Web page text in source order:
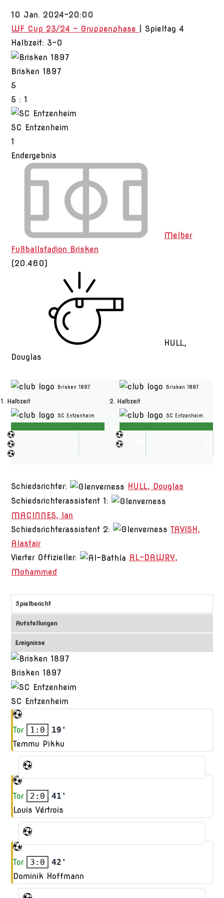
10 Jan. 2024-20:00
WF Cup 23/24 - Gruppenphase
| Spieltag 4
Halbzeit: 3-0
Brisken 1897
5
5 : 1
SC Entzenheim
1
Endergebnis
Melber
Fußballstadion Brisken
(20.460)
HULL,
Douglas
Brisken 1897
1. Halbzeit
SC Entzenheim
Brisken 1897
2. Halbzeit
SC Entzenheim
Schiedsrichter:
HULL, Douglas
Schiedsrichterassistent 1:
MACINNES, Ian
Schiedsrichterassistent 2:
TAVISH,
Alastair
Vierter Offizieller:
AL-DAWRY,
Mohammed
Spielbericht
Aufstellungen
Ereignisse
Brisken 1897
SC Entzenheim
Tor 1:0
19'
Temmu Pikku
Tor 2:0
41'
Louis Vértrois
Tor 3:0
42'
Dominik Hoffmann